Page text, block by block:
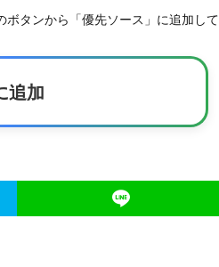
タンから「優先ソース」に追加して
追加